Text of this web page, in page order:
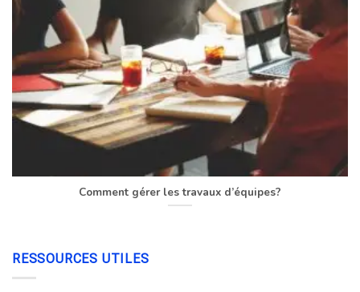
Comment gérer les travaux d’équipes?
RESSOURCES UTILES